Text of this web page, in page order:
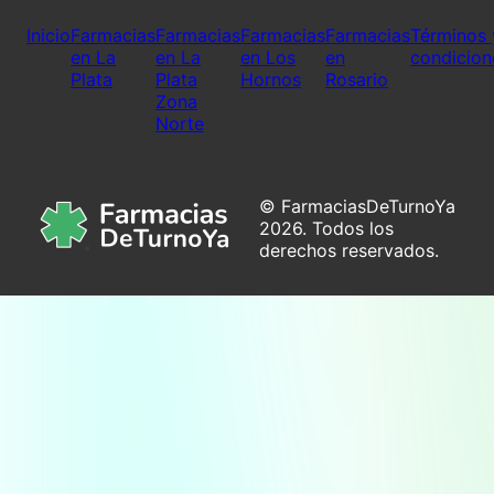
InicioFarmacias
en La
Plata
Farmacias
en La
Plata
Zona
Norte
Farmacias
en Los
Hornos
Farmacias
en
Rosario
Términos
© FarmaciasDeTurnoYa
2026. Todos los
derechos reservados.